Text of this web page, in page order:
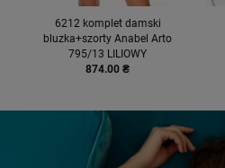
6212 komplet damski
bluzka+szorty Anabel Arto
795/13 LILIOWY
874.00 ₴